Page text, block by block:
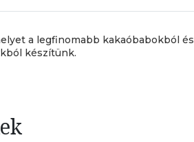
a legfinomabb kakaóbabokból és
készítünk.